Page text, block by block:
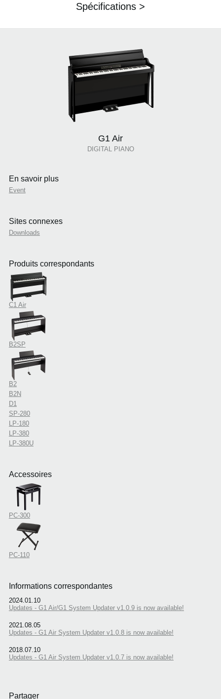
Spécifications >
G1 Air
DIGITAL PIANO
En savoir plus
Event
Sites connexes
Downloads
Produits correspondants
C1 Air
B2SP
B2
B2N
D1
SP-280
LP-180
LP-380
LP-380U
Accessoires
PC-300
PC-110
Informations correspondantes
2024.01.10
Updates - G1 Air/G1 System Updater v1.0.9 is now available!
2021.08.05
Updates - G1 Air System Updater v1.0.8 is now available!
2018.07.10
Updates - G1 Air System Updater v1.0.7 is now available!
Partager